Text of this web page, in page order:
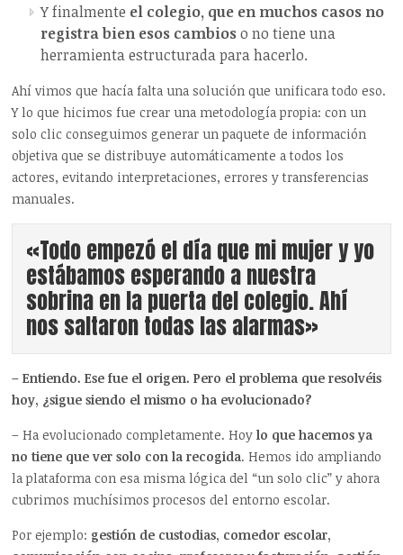
Y finalmente el colegio, que en muchos casos no
registra bien esos cambioso no tiene una
herramienta estructurada para hacerlo.
Ahí vimos que hacía falta una solución que unificara todo eso.
Y lo que hicimos fue crear una metodología propia: con un
solo clic conseguimos generar un paquete de información
objetiva que se distribuye automáticamente a todos los
actores, evitando interpretaciones, errores y transferencias
manuales.
«Todo empezó el día que mi mujer y yo
estábamos esperando a nuestra
sobrina en la puerta del colegio. Ahí
nos saltaron todas las alarmas»
– Entiendo. Ese fue el origen. Pero el problema que resolvéis
hoy, ¿sigue siendo el mismo o ha evolucionado?
– Ha evolucionado completamente. Hoylo que hacemos ya
no tiene que ver solo con la recogida. Hemos ido ampliando
la plataforma con esa misma lógica del “un solo clic” y ahora
cubrimos muchísimos procesos del entorno escolar.
Por ejemplo: gestión de custodias, comedor escolar,